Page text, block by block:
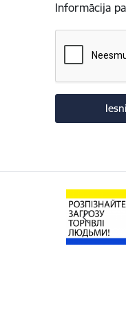
Informācija